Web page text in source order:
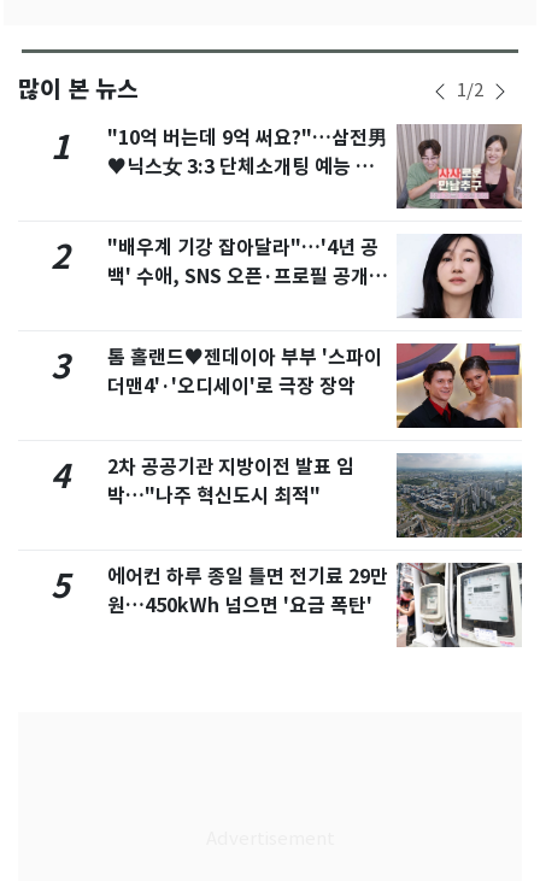
많이 본 뉴스 1/2
1
"10억 버는데 9억 써요?"…삼전男
♥닉스女 3:3 단체소개팅 예능 화
2
"배우계 기강 잡아달라"…'4년 공
백' 수애, SNS 오픈·프로필 공개
3
톰 홀랜드♥젠데이아 부부 '스파이
더맨4'·'오디세이'로 극장 장악
4
2차 공공기관 지방이전 발표 임
박…"나주 혁신도시 최적"
5
에어컨 하루 종일 틀면 전기료 29만
원…450kWh 넘으면 '요금 폭탄'